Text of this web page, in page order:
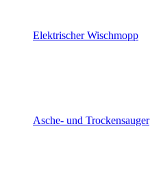
Elektrischer Wischmopp
Asche- und Trockensauger